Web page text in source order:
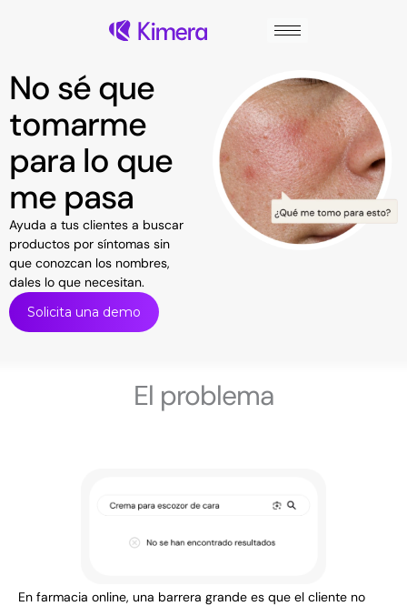
No sé que
tomarme
para lo que
me pasa
Ayuda a tus clientes a buscar
productos por síntomas sin
que conozcan los nombres,
dales lo que necesitan.
Solicita una demo
El problema
En farmacia online, una barrera grande es que el cliente no